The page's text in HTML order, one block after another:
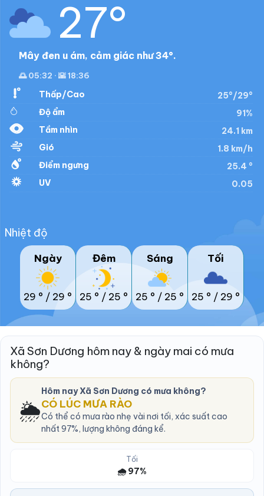
27°
Mây đen u ám, cảm giác như 34°.
🌅 05:32 · 🌇 18:36
Thấp/Cao
25°/29°
Độ ẩm
91%
Tầm nhìn
24.1 km
Gió
1.8 km/h
Điểm ngưng
25.4 °
UV
0.05
Nhiệt độ
Ngày
29 ° / 29 °
Đêm
25 ° / 25 °
Sáng
25 ° / 25 °
Tối
25 ° / 29 °
Xã Sơn Dương hôm nay & ngày mai có mưa
không?
🌦️
Hôm nay Xã Sơn Dương có mưa không?
CÓ LÚC MƯA RÀO
Có thể có mưa rào nhẹ vài nơi tối, xác suất cao
nhất 97%, lượng không đáng kể.
Tối
🌧️ 97%